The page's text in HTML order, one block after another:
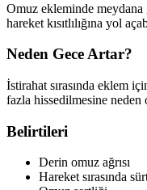
Omuz ekleminde meydana
hareket kısıtlılığına yol
Neden Gece Artar?
İstirahat sırasında eklem
fazla hissedilmesine neden
Belirtileri
Derin omuz ağrısı
Hareket sırasında